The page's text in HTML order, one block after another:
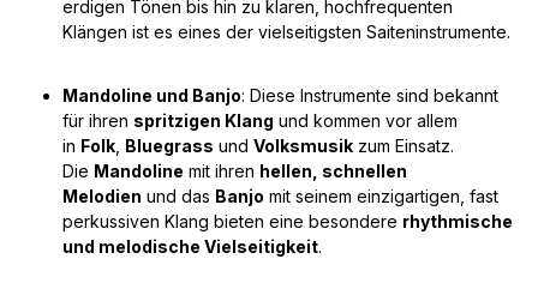
erdigen Tönen bis hin zu klaren, hochfrequenten
Klängen ist es eines der vielseitigsten Saiteninstrumente.
Mandoline und Banjo: Diese Instrumente sind bekannt
für ihren spritzigen Klang und kommen vor allem
in Folk Bluegrass und Volksmusik zum Einsatz.
Die Mandoline mit ihren hellen, schnellen
Melodien und das Banjo mit seinem einzigartigen, fast
perkussiven Klang bieten eine besondere rhythmische
und melodische Vielseitigkeit.